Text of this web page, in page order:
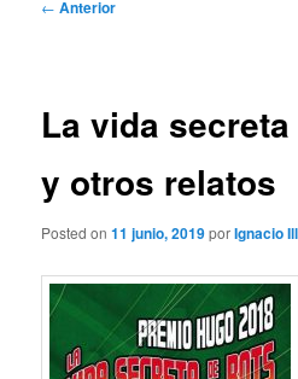
← Anterior
La vida
y otros relatos
Posted on11 junio, 2019porIgnacio